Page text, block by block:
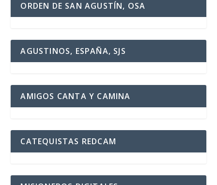
ORDEN DE SAN AGUSTÍN, OSA
AGUSTINOS, ESPAÑA, SJS
AMIGOS CANTA Y CAMINA
CATEQUISTAS REDCAM